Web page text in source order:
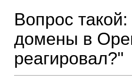
Вопрос
домены в
реагировал?"